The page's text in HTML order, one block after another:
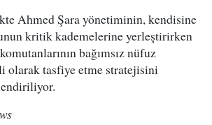
Ahmed Şara yönetiminin, kendisine
kritik kademelerine yerleştirirken
bağımsız nüfuz
olarak tasfiye etme stratejisini